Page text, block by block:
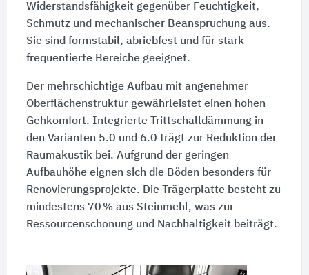
Widerstandsfähigkeit gegenüber Feuchtigkeit,
Schmutz und mechanischer Beanspruchung aus.
Sie sind formstabil, abriebfest und für stark
frequentierte Bereiche geeignet.
Der mehrschichtige Aufbau mit angenehmer
Oberflächenstruktur gewährleistet einen hohen
Gehkomfort. Integrierte Trittschalldämmung in
den Varianten 5.0 und 6.0 trägt zur Reduktion der
Raumakustik bei. Aufgrund der geringen
Aufbauhöhe eignen sich die Böden besonders für
Renovierungsprojekte. Die Trägerplatte besteht zu
mindestens 70 % aus Steinmehl, was zur
Ressourcenschonung und Nachhaltigkeit beiträgt.